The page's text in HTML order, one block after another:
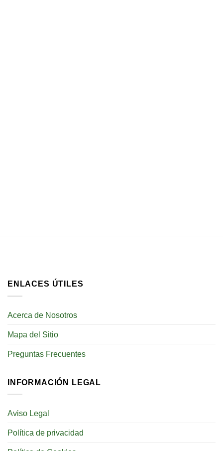
ENLACES ÚTILES
Acerca de Nosotros
Mapa del Sitio
Preguntas Frecuentes
INFORMACIÓN LEGAL
Aviso Legal
Política de privacidad